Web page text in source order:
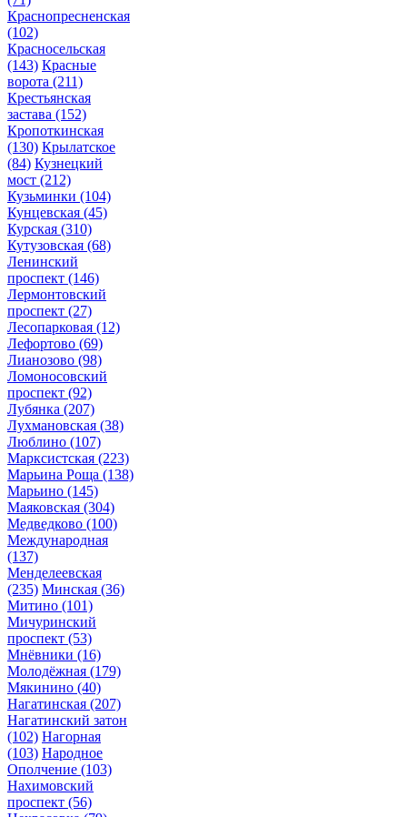
Краснопресненская
(102)
Красносельская
(143) Красные
ворота (211)
Крестьянская
застава (152)
Кропоткинская
(130) Крылатское
(84) Кузнецкий
мост (212)
Кузьминки (104)
Кунцевская (45)
Курская (310)
Кутузовская (68)
Ленинский
проспект (146)
Лермонтовский
проспект (27)
Лесопарковая (12)
Лефортово (69)
Лианозово (98)
Ломоносовский
проспект (92)
Лубянка (207)
Лухмановская (38)
Люблино (107)
Марксистская (223)
Марьина Роща (138)
Марьино (145)
Маяковская (304)
Медведково (100)
Международная
(137)
Менделеевская
(235) Минская (36)
Митино (101)
Мичуринский
проспект (53)
Мнёвники (16)
Молодёжная (179)
Мякинино (40)
Нагатинская (207)
Нагатинский затон
(102) Нагорная
(103) Народное
Ополчение (103)
Нахимовский
проспект (56)